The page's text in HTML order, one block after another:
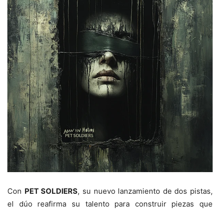
Con PET SOLDIERS, su nuevo lanzamiento de dos pistas,
el dúo reafirma su talento para construir piezas que